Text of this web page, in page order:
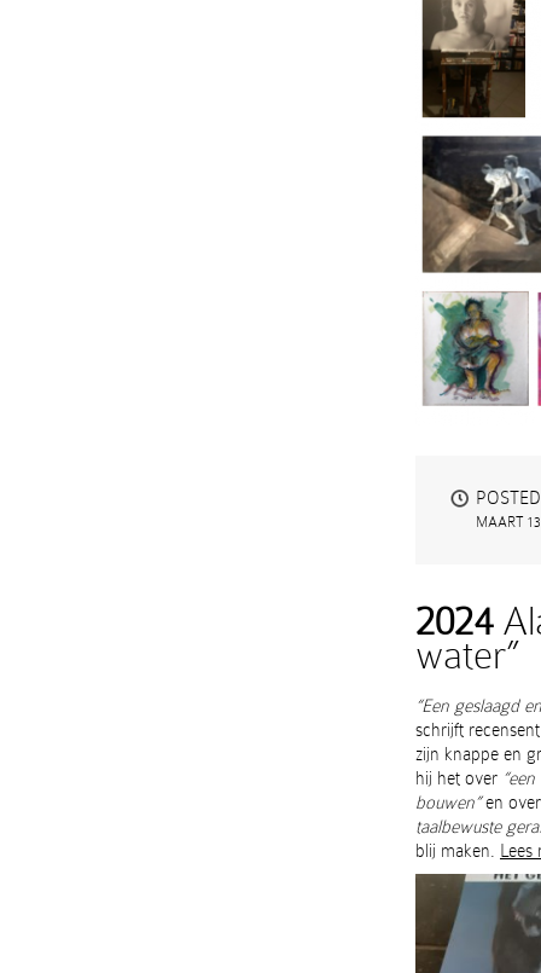
MAART
2024
water”
“Een geslaagd
schrijft
zijn knappe en
hij het over
bouwen”en over
taalbewuste
blij maken.